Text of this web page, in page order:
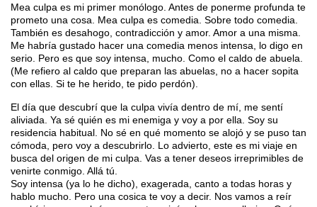
Mea culpa es mi primer monólogo. Antes de ponerme profunda te
prometo una cosa. Mea culpa es comedia. Sobre todo comedia.
También es desahogo, contradicción y amor. Amor a una misma.
Me habría gustado hacer una comedia menos intensa, lo digo en
serio. Pero es que soy intensa, mucho. Como el caldo de abuela.
(Me refiero al caldo que preparan las abuelas, no a hacer sopita
con ellas. Si te he herido, te pido perdón).
El día que descubrí que la culpa vivía dentro de mí, me sentí
aliviada. Ya sé quién es mi enemiga y voy a por ella. Soy su
residencia habitual. No sé en qué momento se alojó y se puso tan
cómoda, pero voy a descubrirlo. Lo advierto, este es mi viaje en
busca del origen de mi culpa. Vas a tener deseos irreprimibles de
venirte conmigo. Allá tú.
Soy intensa (ya lo he dicho), exagerada, canto a todas horas y
hablo mucho. Pero una cosica te voy a decir. Nos vamos a reír